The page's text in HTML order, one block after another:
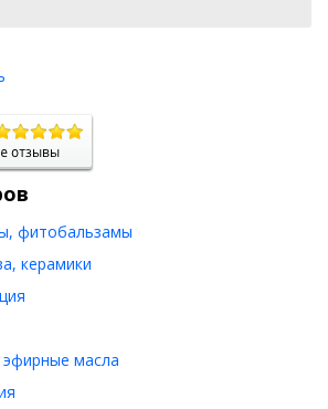
фитобальзамы
керамики
масла